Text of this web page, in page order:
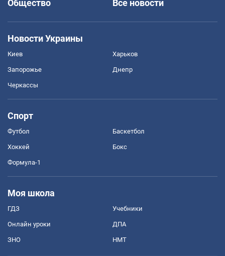
Общество
Все новости
Новости Украины
Киев Харьков
Запорожье Днепр
Черкассы
Спорт
Футбол Баскетбол
Хоккей Бокс
Формула-1
Моя школа
ГДЗ Учебники
Онлайн уроки ДПА
ЗНО НМТ